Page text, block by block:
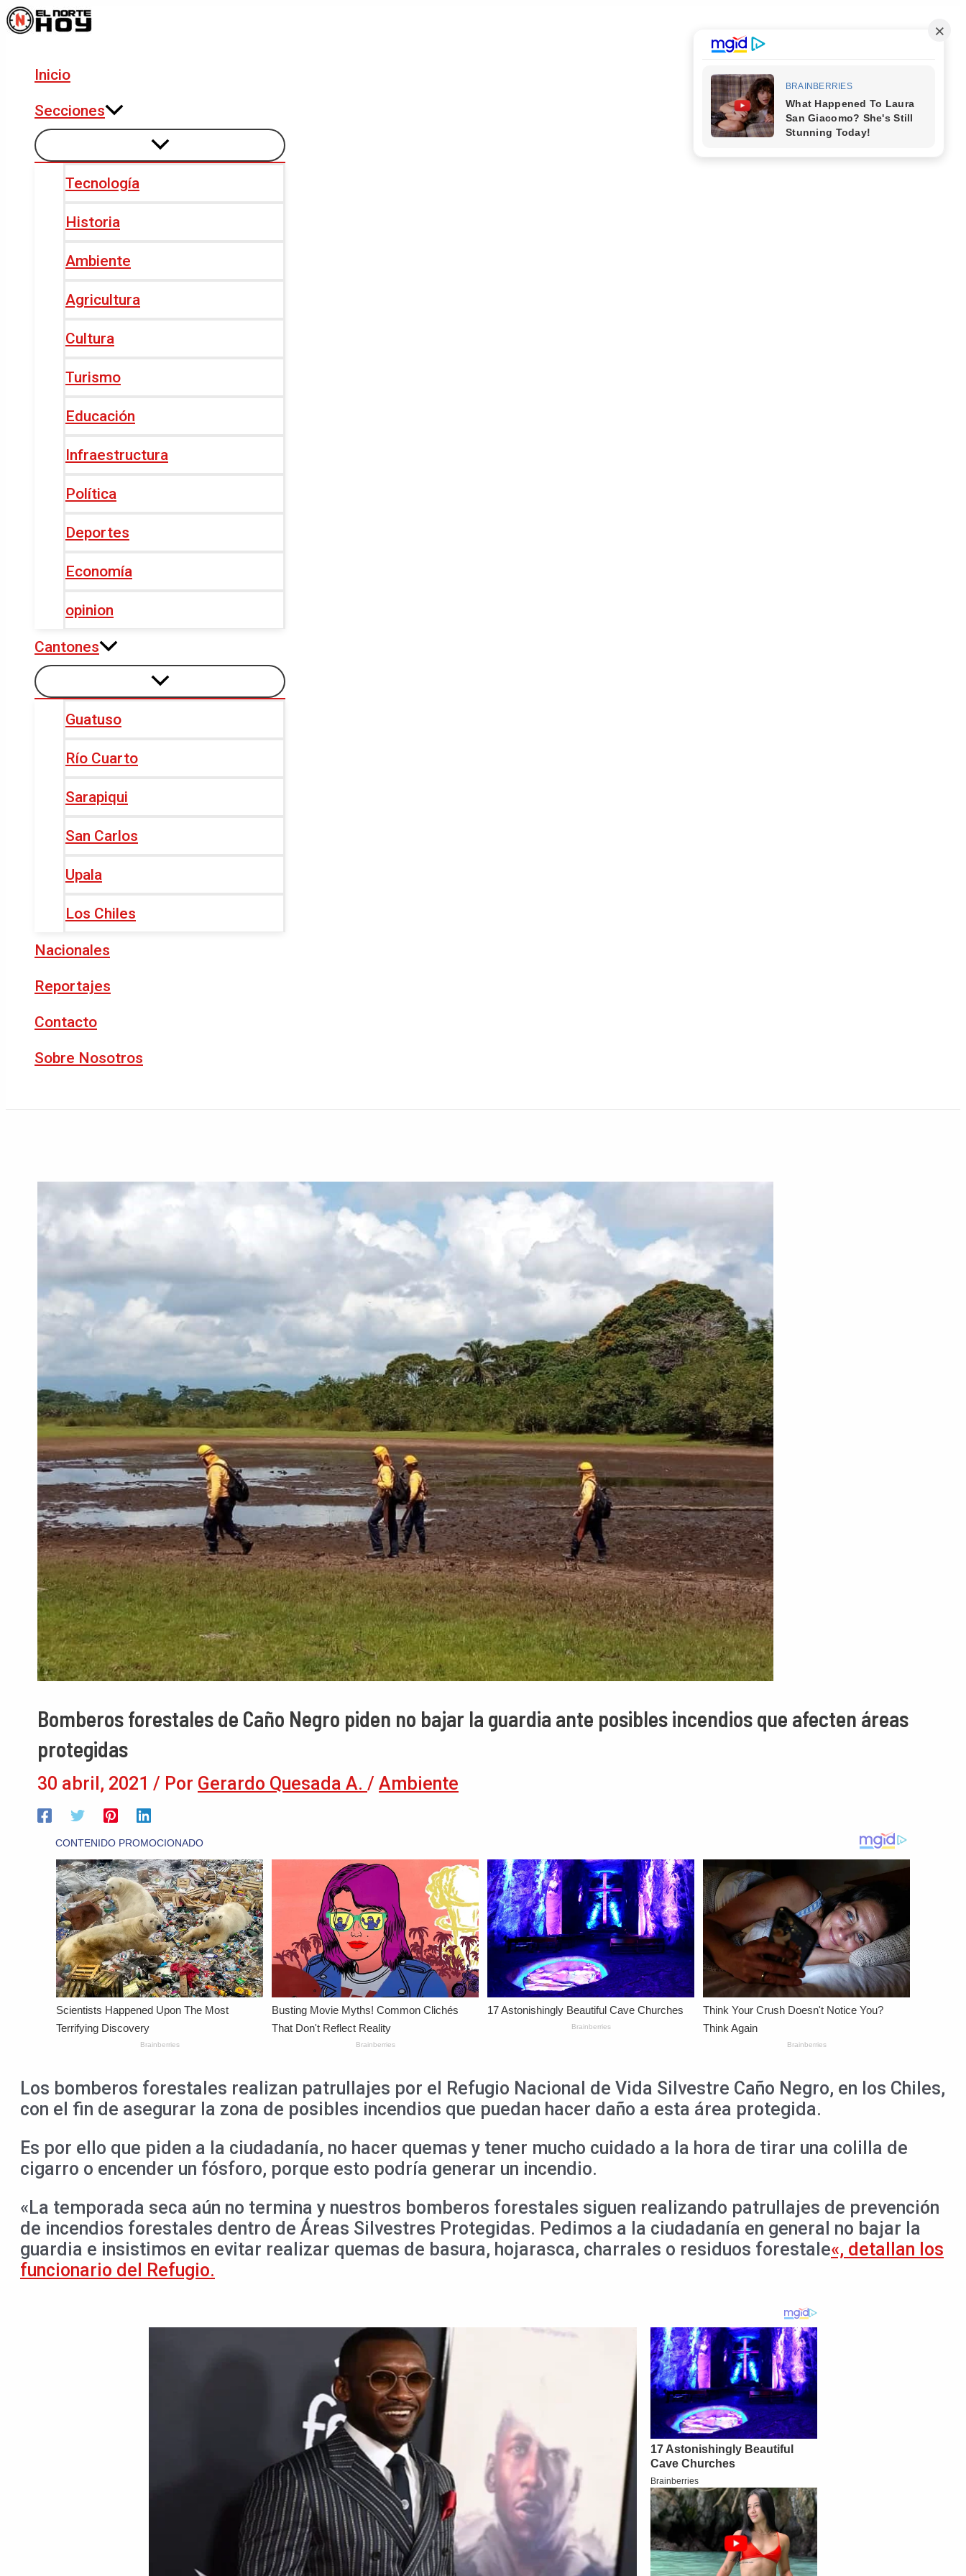
Ir
al
Inicio
Secciones
Tecnología
Historia
Ambiente
Agricultura
Cultura
Turismo
Educación
Infraestructura
Política
Deportes
Economía
opinion
Cantones
Guatuso
Río Cuarto
Sarapiqui
San Carlos
Upala
Los Chiles
Nacionales
Reportajes
Contacto
Sobre Nosotros
Bomberos forestales de Caño Negro piden no bajar la guardia ante posibles incendios que afecten áreas
protegidas
30 abril, 2021 / Por Gerardo Quesada A. / Ambiente
Los bomberos forestales realizan patrullajes por el Refugio Nacional de Vida Silvestre Caño Negro, en los Chiles,
con el fin de asegurar la zona de posibles incendios que puedan hacer daño a esta área protegida.
Es por ello que piden a la ciudadanía, no hacer quemas y tener mucho cuidado a la hora de tirar una colilla de
cigarro o encender un fósforo, porque esto podría generar un incendio.
«La temporada seca aún no termina y nuestros bomberos forestales siguen realizando patrullajes de prevención
de incendios forestales dentro de Áreas Silvestres Protegidas. Pedimos a la ciudadanía en general no bajar la
guardia e insistimos en evitar realizar quemas de basura, hojarasca, charrales o residuos forestale«, detallan los
funcionario del Refugio.
Navegación
de